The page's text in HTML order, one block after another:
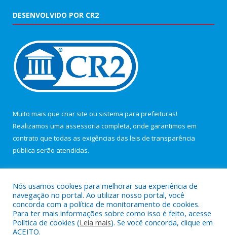
DESENVOLVIDO POR CR2
Muito mais que criar site ou sistema para prefeituras!
Realizamos uma assessoria completa, onde garantimos em
contrato que todas as exigências das leis de transparência
pública serão atendidas.
Todos os direitos reservados a Câmara Municipal de Maracanã.
Nós usamos cookies para melhorar sua experiência de
navegação no portal. Ao utilizar nosso portal, você
concorda com a política de monitoramento de cookies.
Para ter mais informações sobre como isso é feito, acesse
Política de cookies (Leia mais). Se você concorda, clique em
ACEITO.